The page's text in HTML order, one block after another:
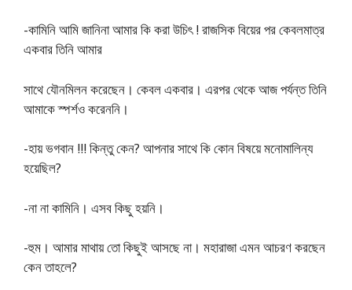
-কামিনি আমি জানিনা আমার কি করা উচিৎ ! রাজসিক বিয়ের পর কেবলমাত্র
একবার তিনি আমার
সাথে যৌনমিলন করেছেন। কেবল একবার। এরপর থেকে আজ পর্যন্ত তিনি
আমাকে স্পর্শও করেননি।
-হায় ভগবান !!! কিন্তু কেন? আপনার সাথে কি কোন বিষয়ে মনােমালিন্য
হয়েছিল?
-না না কামিনি। এসব কিছু হয়নি।
-হুম। আমার মাথায় তাে কিছুই আসছে না। মহারাজা এমন আচরণ করছেন
কেন তাহলে?